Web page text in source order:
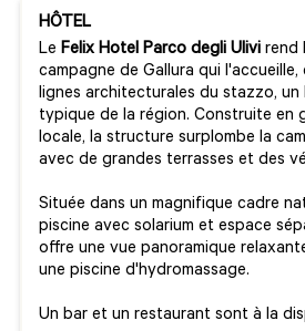
HÔTEL
Le Felix Hotel Parco degli Ulivi rend
campagne de Gallura qui l'accueille,
lignes architecturales du stazzo, un
typique de la région. Construite en
locale, la structure surplombe la
avec de grandes terrasses et des
Située dans un magnifique cadre
piscine avec solarium et espace
offre une vue panoramique
une piscine d'hydromassage.
Un bar et un restaurant sont à la